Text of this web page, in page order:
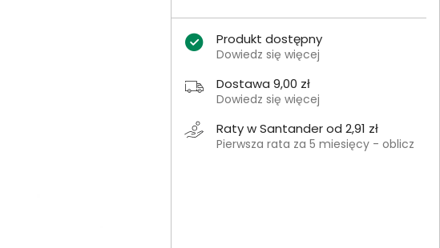
Produkt dostępny
Dowiedz się więcej
Dostawa 9,00 zł
Dowiedz się więcej
Raty w Santander od 2,91 zł
Pierwsza rata za 5 miesięcy - oblicz